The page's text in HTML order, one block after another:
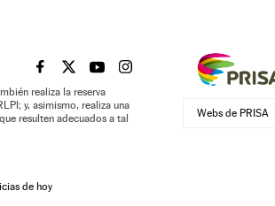
EL PAÍS BRASIL EN FACEBOOK
EL PAÍS BRASIL EN TWITTER
EL PAÍS BRASIL EN YOUTUBE
EL PAÍS BRASIL EN
realiza la reserva
y, asimismo, realiza una
resulten adecuados a tal
de hoy
Webs de PRISA